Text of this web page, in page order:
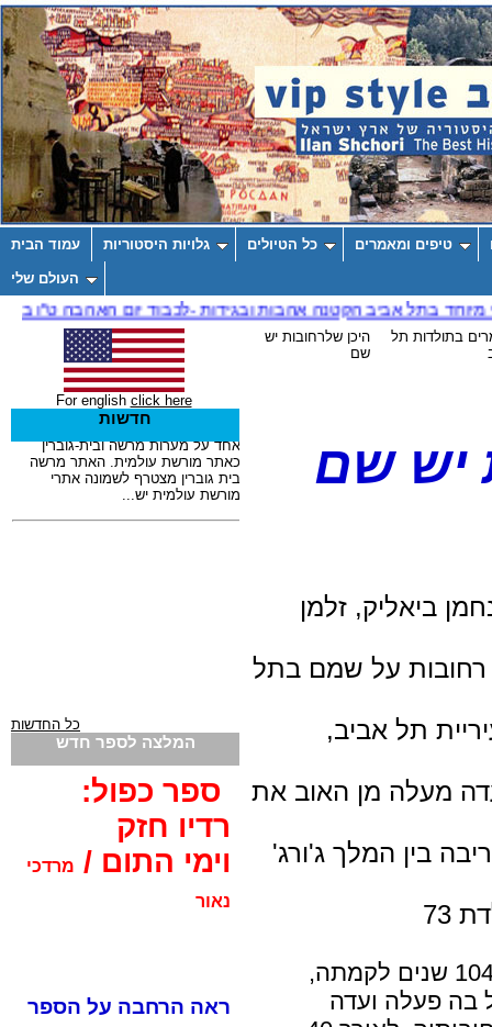
עמוד הבית גלויות היסטוריות כל הטיולים טיפים ומאמרים
העולם שלי
בתולדות תל
היכן שלרחובות יש
שם
יש שם
ביאליק, זלמן
רחובות על שמם בתל
תל אביב,
מעלה מן האוב את
בין המלך ג'ורג'
73
104 שנים לקמתה,
בה פעלה ועדה
For english click here
חדשות
כל החדשות
המלצה לספר חדש
ספר כפול:
רדיו חזק
וימי התום / מרדכי
נאור
ראה הרחבה על הספר